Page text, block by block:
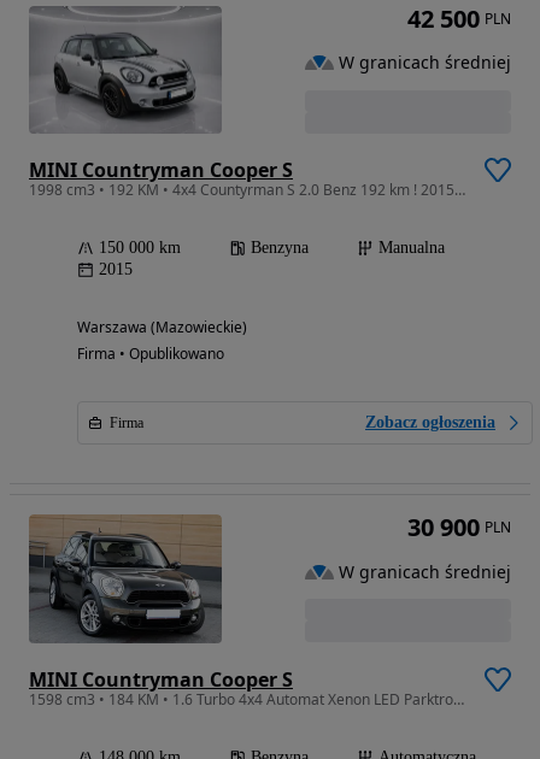
MINI Countryman Cooper S
1998 cm3 • 192 KM • 4x4 Countyrman S 2.0 Benz 192 km ! 2015r ! 150.000 km Warszawa
150 000 km Benzyna
Manualna
2015
Warszawa (Mazowieckie)
Firma • Opublikowano
Firma Zobacz ogłoszenia
42 500 PLN
W granicach średniej
MINI Countryman Cooper S
1598 cm3 • 184 KM • 1.6 Turbo 4x4 Automat Xenon LED Parktronic Nav Skóra Grz. Fot ASO!
30 900 PLN
W granicach średniej